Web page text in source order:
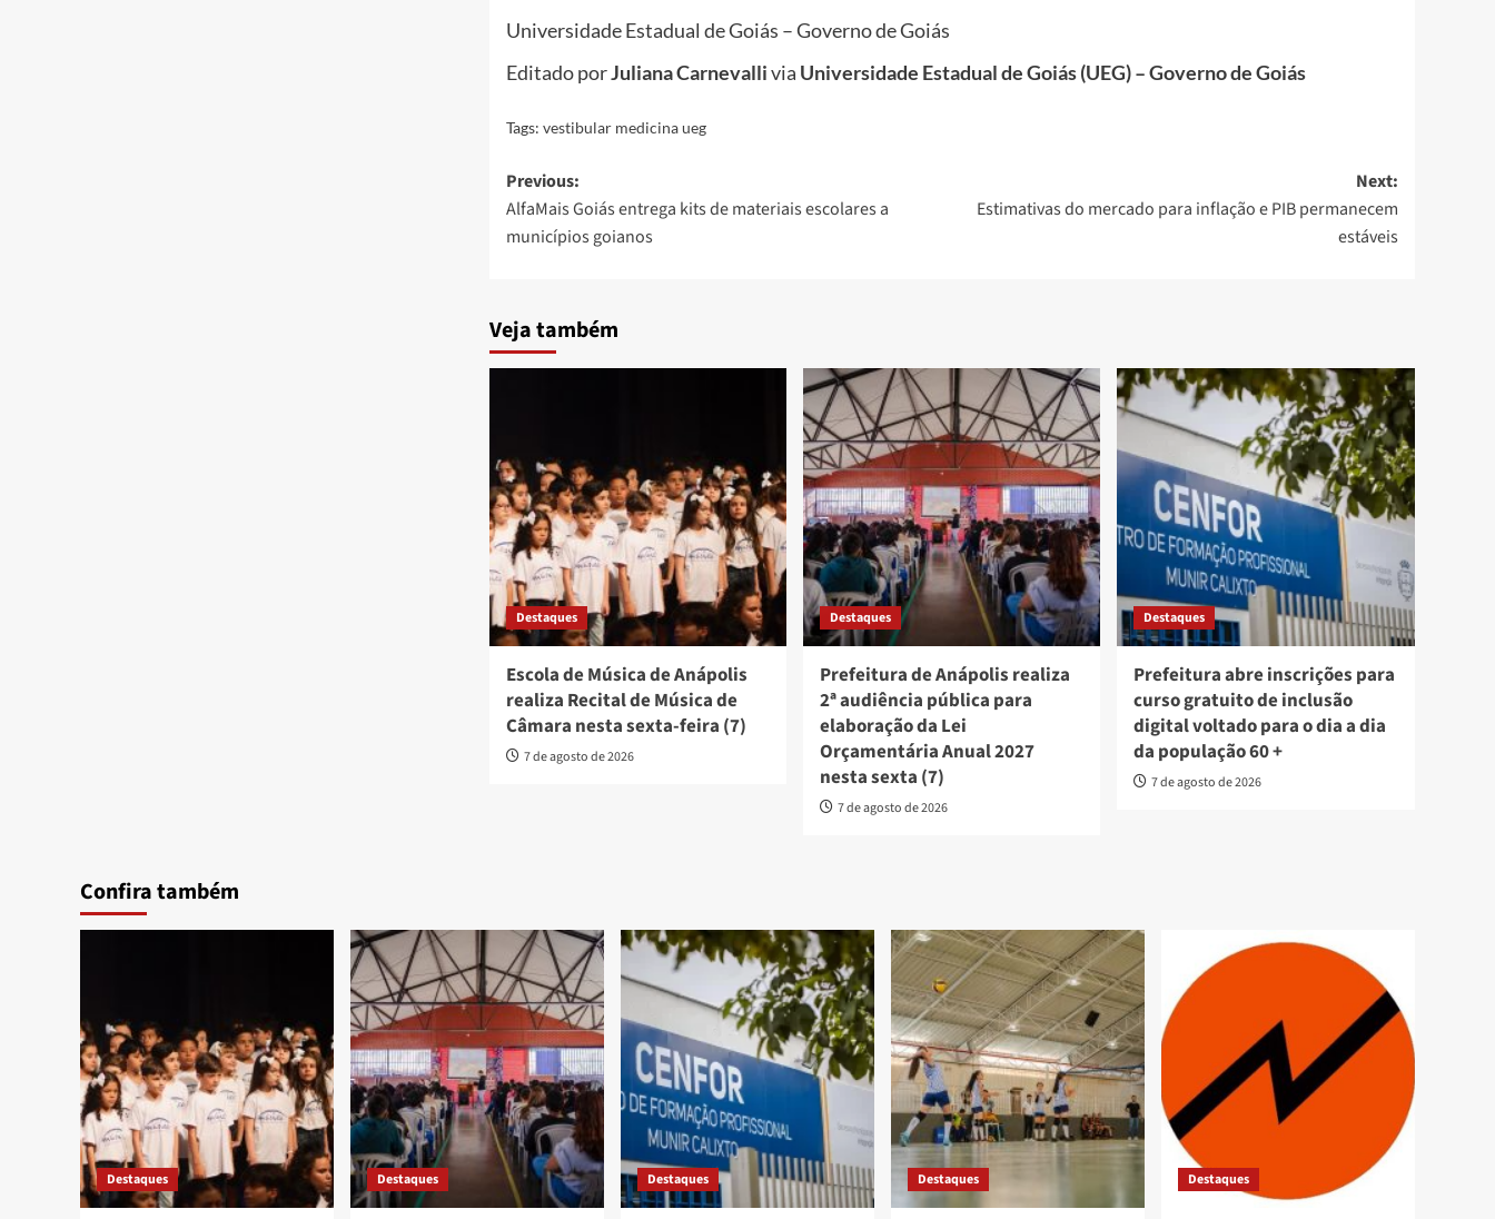
Universidade Estadual de Goiás – Governo de Goiás
Editado porJuliana Carnevallivia Universidade Estadual de Goiás (UEG) – Governo de Goiás
Tags: vestibular medicina ueg
Post
navigation
Previous:
AlfaMais Goiás entrega kits de materiais escolares a
municípios goianos
Next:
Estimativas do mercado para inflação e PIB permanecem
estáveis
Veja também
Destaques
Escola de Música de Anápolis
realiza Recital de Música de
Câmara nesta sexta-feira (7)
7 de agosto de 2026
Destaques
Prefeitura de Anápolis realiza
2ª audiência pública para
elaboração da Lei
Orçamentária Anual 2027
nesta sexta (7)
7 de agosto de 2026
Destaques
Prefeitura abre inscrições para
curso gratuito de inclusão
digital voltado para o dia a dia
da população 60 +
7 de agosto de 2026
Confira também
Destaques Destaques Destaques Destaques Destaques